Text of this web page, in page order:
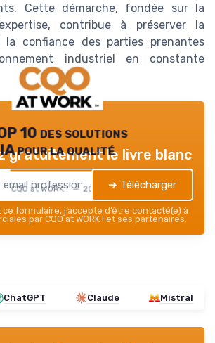
Cette démarche, fondée sur la
contribue à préserver la
confiance des parties prenantes
industriel en constante
10 des solutions
IA pour la qualité
CQO at WORK ! — 2026
gratuitement le livre blanc
➔ Télécharger
formulaire, j’accepte d’être contacté(e) à
par CQO at WORK ! et ses partenaires.
ChatGPT Claude Mistral